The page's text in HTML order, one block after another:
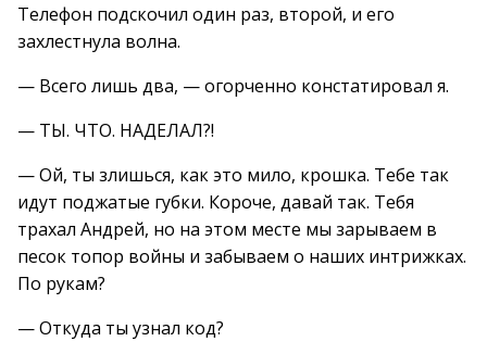
Телефон подскочил один раз, второй, и его
захлестнула волна.
— Всего лишь два, — огорченно констатировал я.
— ТЫ. ЧТО. НАДЕЛАЛ?!
— Ой, ты злишься, как это мило, крошка. Тебе так
идут поджатые губки. Короче, давай так. Тебя
трахал Андрей, но на этом месте мы зарываем в
песок топор войны и забываем о наших интрижках.
По рукам?
— Откуда ты узнал код?